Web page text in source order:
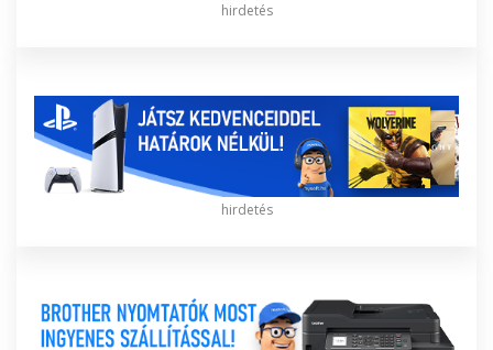
hirdetés
hirdetés